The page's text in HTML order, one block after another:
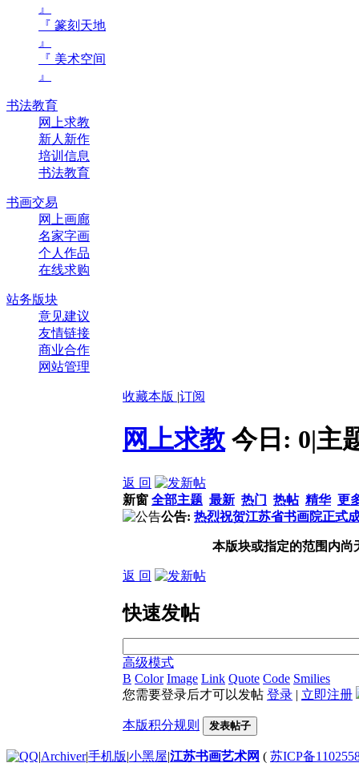
』
『 篆刻天地
』
『 美术空间
』
书法教育
网上求教
新人新作
培训信息
书法教育
书画交易
网上画廊
名家字画
个人作品
在线求购
站务版块
意见建议
友情链接
商业合作
网站管理
收藏本版 |订阅
网上求教 今日: 0|主
返 回
新窗 全部主题 最新 热门 热帖 精华 更
公告: 热烈祝贺江苏省书画院正式
本版块或指定的范围内尚
返 回
快速发帖
高级模式
B Color Image Link Quote Code Smilies
您需要登录后才可以发帖 登录 | 立即注册
本版积分规则 发表帖子
|Archiver|手机版|小黑屋|江苏书画艺术网 ( 苏ICP备